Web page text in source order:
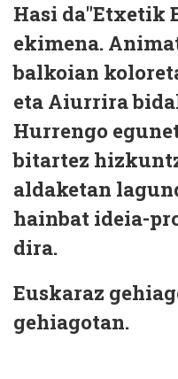
Hasi da"Etxetik
ekimena.
balkoian
eta Aiurrira
Hurrengo
bitartez
aldaketan
hainbat ideia-
dira.
Euskaraz
gehiagotan.